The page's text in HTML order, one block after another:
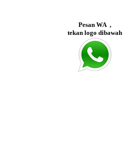
Pesan WA ,
tekan logo dibawah